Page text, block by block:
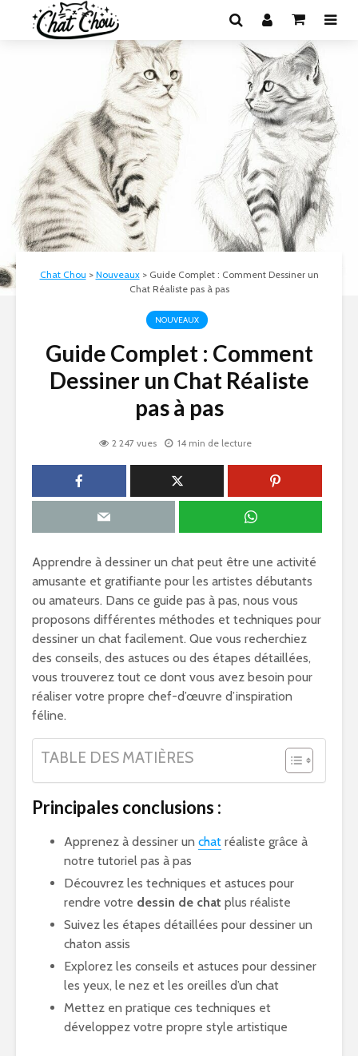
Chat Chou > Nouveaux> Guide Complet : Comment Dessiner un
Chat Réaliste pas à pas
NOUVEAUX
Guide Complet : Comment
Dessiner un Chat Réaliste
pas à pas
2 247 vues 14 min de lecture
Apprendre à dessiner un chat peut être une activité
amusante et gratifiante pour les artistes débutants
ou amateurs. Dans ce guide pas à pas, nous vous
proposons différentes méthodes et techniques pour
dessiner un chat facilement. Que vous recherchiez
des conseils, des astuces ou des étapes détaillées,
vous trouverez tout ce dont vous avez besoin pour
réaliser votre propre chef-d’œuvre d’inspiration
féline.
TABLE DES MATIÈRES
Principales conclusions :
Apprenez à dessiner un chat réaliste grâce à
notre tutoriel pas à pas
Découvrez les techniques et astuces pour
rendre votre dessin de chat plus réaliste
Suivez les étapes détaillées pour dessiner un
chaton assis
Explorez les conseils et astuces pour dessiner
les yeux, le nez et les oreilles d’un chat
Mettez en pratique ces techniques et
développez votre propre style artistique